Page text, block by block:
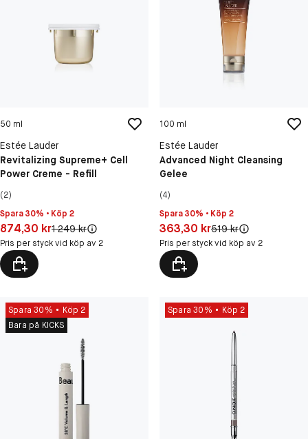
50 ml
Estée Lauder
Revitalizing Supreme+ Cell
Power Creme - Refill
(2)
Spara 30% • Köp 2
Pris: 874,30 kr
874,30 krOriginal pris:
1 249 kr
Pris per styck vid köp av 2
100 ml
Estée Lauder
Advanced Night Cleansing
Gelee
(4)
Spara 30% • Köp 2
Pris: 363,30 kr
363,30 krOriginal pris:
519 kr
Pris per styck vid köp av 2
Spara 30%
Köp 2
Bara på KICKS
Spara 30% Köp 2